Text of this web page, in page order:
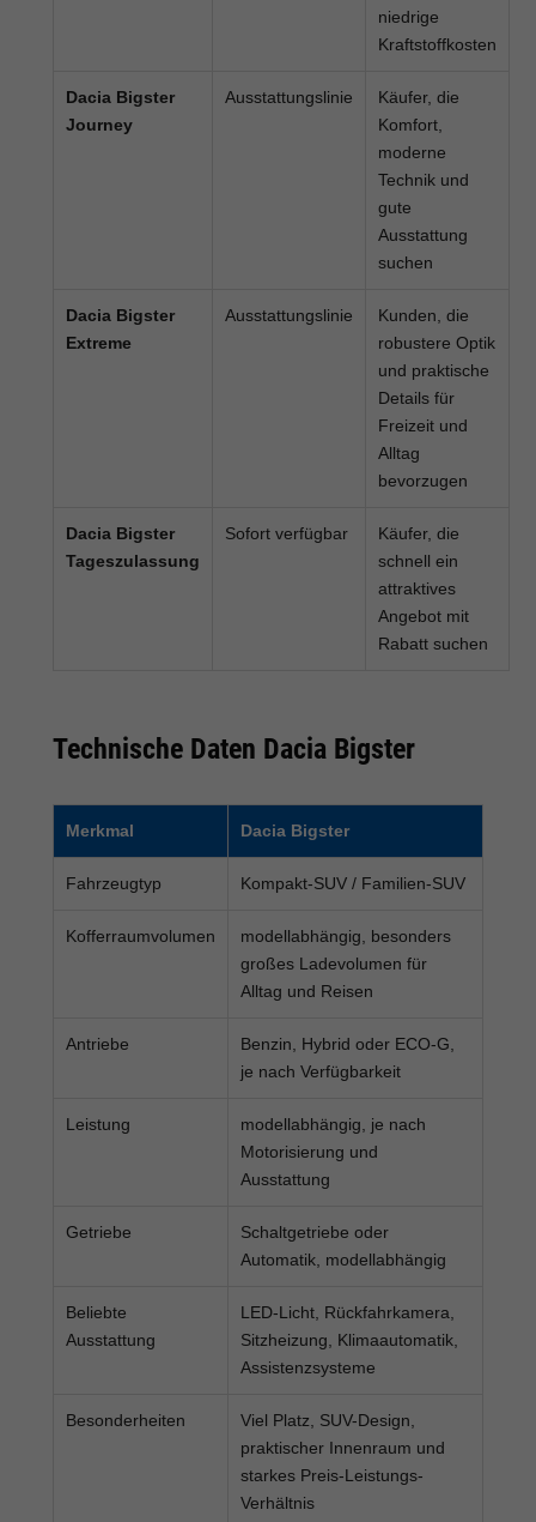
niedrige
Kraftstoffkosten
Dacia Bigster
Journey
Ausstattungslinie
Käufer, die
Komfort,
moderne
Technik und
gute
Ausstattung
suchen
Dacia Bigster
Extreme
Ausstattungslinie
Kunden, die
robustere Optik
und praktische
Details für
Freizeit und
Alltag
bevorzugen
Dacia Bigster
Tageszulassung
Sofort verfügbar
Käufer, die
schnell ein
attraktives
Angebot mit
Rabatt suchen
Technische Daten Dacia Bigster
Merkmal Dacia Bigster
Fahrzeugtyp Kompakt-SUV / Familien-SUV
Kofferraumvolumen
modellabhängig, besonders
großes Ladevolumen für
Alltag und Reisen
Antriebe
Benzin, Hybrid oder ECO-G,
je nach Verfügbarkeit
Leistung
modellabhängig, je nach
Motorisierung und
Ausstattung
Getriebe
Schaltgetriebe oder
Automatik, modellabhängig
Beliebte
Ausstattung
LED-Licht, Rückfahrkamera,
Sitzheizung, Klimaautomatik,
Assistenzsysteme
Besonderheiten
Viel Platz, SUV-Design,
praktischer Innenraum und
starkes Preis-Leistungs-
Verhältnis